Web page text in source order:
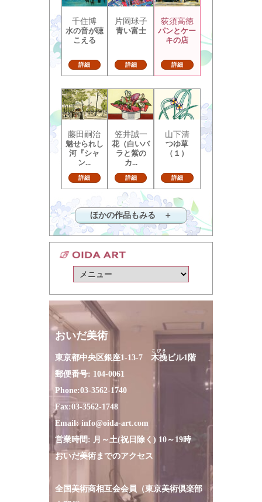
千住博
水の音が聴
こえる
詳細
片岡球子
青い富士
詳細
荻須高徳
パンとケー
キの店
詳細
藤田嗣治
魅せられし
河『シャ
ン...
詳細
笠井誠一
花（白いバ
ラと紫の
カ...
詳細
山下清
つゆ草
（１）
詳細
ほかの作品もみる ＋
おいだ美術
東京都中央区銀座1-13-7 木挽
こびき
ビル1階
郵便番号: 104-0061
Phone:03-3562-1740
Fax:03-3562-1748
Email: info@oida-art.com
営業時間: 月～土(祝日除く) 10～19時
おいだ美術までのアクセス
全国美術商相互会会員（東京美術倶楽部